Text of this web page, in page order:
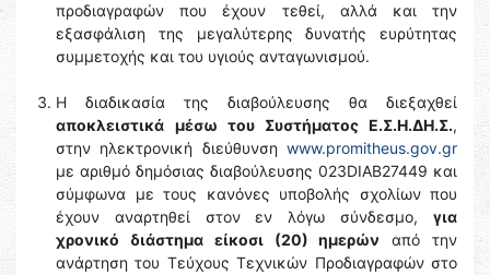
προδιαγραφών που έχουν τεθεί, αλλά και την
εξασφάλιση της μεγαλύτερης δυνατής ευρύτητας
συμμετοχής και του υγιούς ανταγωνισμού.
Η διαδικασία της διαβούλευσης θα διεξαχθεί
αποκλειστικά μέσω του Συστήματος Ε.Σ.Η.ΔΗ.Σ.,
στην ηλεκτρονική διεύθυνση www.promitheus.gov.gr
με αριθμό δημόσιας διαβούλευσης 023DIAB27449 και
σύμφωνα με τους κανόνες υποβολής σχολίων που
έχουν αναρτηθεί στον εν λόγω σύνδεσμο, για
χρονικό διάστημα είκοσι (20) ημερών από την
ανάρτηση του Τεύχους Τεχνικών Προδιαγραφών στο